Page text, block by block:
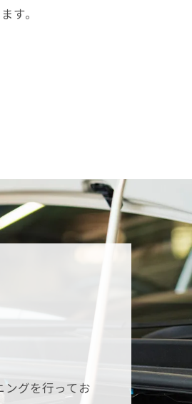
す。
ングを行ってお